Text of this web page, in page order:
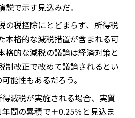
で示す見込みだ。
の税控除にとどまらず、所得税
本格的な減税措置が含まれる可
格的な減税の議論は経済対策と
制改正で改めて議論されるとい
能性もあるだろう。
減税が実施される場合、実質
間の累積で＋0.25％と見込ま